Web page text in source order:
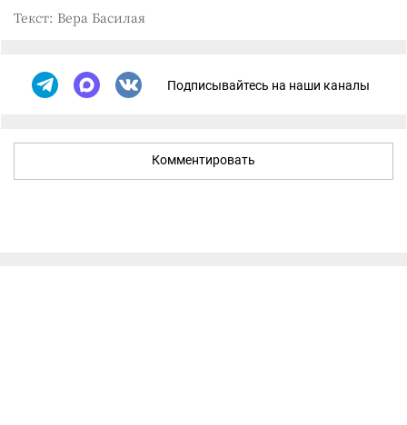
Текст: Вера Басилая
Подписывайтесь на наши каналы
Комментировать